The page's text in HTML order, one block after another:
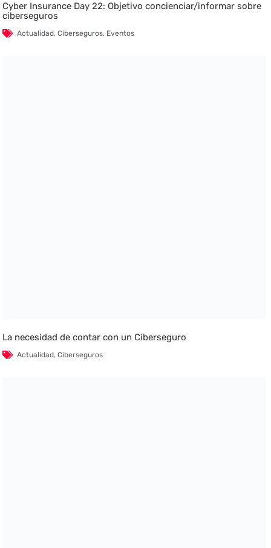
Cyber Insurance Day 22: Objetivo concienciar/informar sobre
ciberseguros
Actualidad,Ciberseguros, Eventos
La necesidad de contar con un Ciberseguro
Actualidad,Ciberseguros